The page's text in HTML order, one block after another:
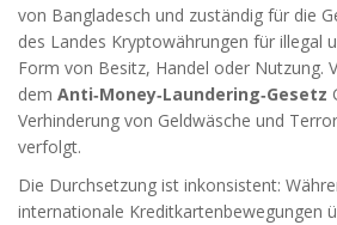
von Bangladesch und zuständig für die
des Landes Kryptowährungen für illegal
Form von Besitz, Handel oder Nutzung.
dem Anti‑Money‑Laundering‑Gesetz
Verhinderung von Geldwäsche und
verfolgt.
Die Durchsetzung ist inkonsistent:
internationale Kreditkartenbewegungen